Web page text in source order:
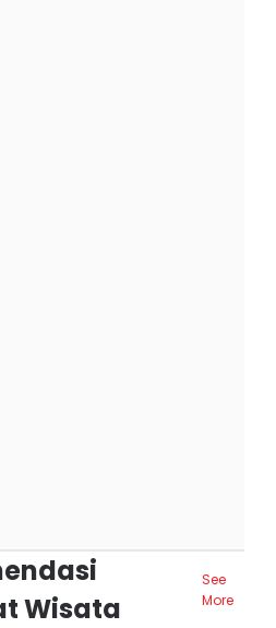
Wisata
See
More